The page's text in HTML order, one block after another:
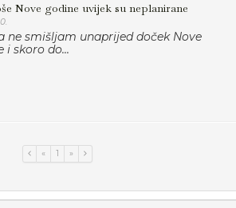
Nove godine uvijek su neplanirane
ne smišljam unaprijed doček Nove
i skoro do...
« 1 »